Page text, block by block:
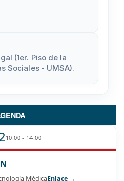
(1er. Piso de la
Sociales - UMSA).
10:00 - 14:00
MédicaEnlace →